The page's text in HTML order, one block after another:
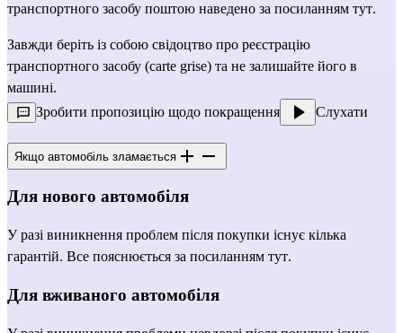
транспортного засобу поштою наведено за посиланням тут.
Завжди беріть із собою свідоцтво про реєстрацію
транспортного засобу (carte grise) та не залишайте його в
машині.
Зробити пропозицію щодо покращення
Слухати
Якщо автомобіль зламається
Для нового автомобіля
У разі виникнення проблем після покупки існує кілька
гарантій. Все пояснюється за посиланням тут.
Для вживаного автомобіля